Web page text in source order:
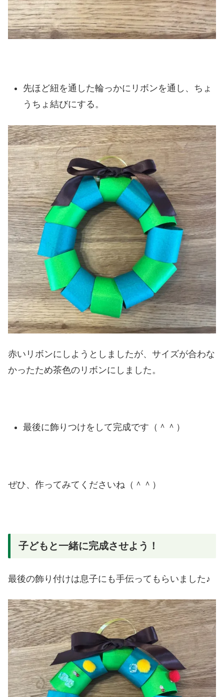
先ほど紐を通した輪っかにリボンを通し、ちょ
うちょ結びにする。
赤いリボンにしようとしましたが、サイズが合わな
かったため茶色のリボンにしました。
最後に飾りつけをして完成です（＾＾）
ぜひ、作ってみてくださいね（＾＾）
子どもと一緒に完成させよう！
最後の飾り付けは息子にも手伝ってもらいました♪